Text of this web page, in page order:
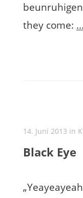
they come: ...
14. Juni 2013 in
Black Eye